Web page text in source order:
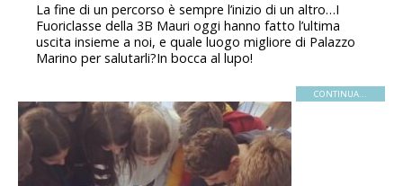
La fine di un percorso è sempre l’inizio di un altro…I
Fuoriclasse della 3B Mauri oggi hanno fatto l’ultima
uscita insieme a noi, e quale luogo migliore di Palazzo
Marino per salutarli?In bocca al lupo!
CONTINUA...